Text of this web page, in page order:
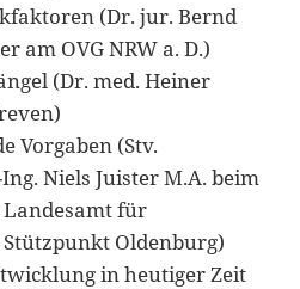
(Dr. jur. Bernd
am OVG NRW a. D.)
(Dr. med. Heiner
Vorgaben (Stv.
Niels Juister M.A. beim
Landesamt für
Oldenburg)
in heutiger Zeit